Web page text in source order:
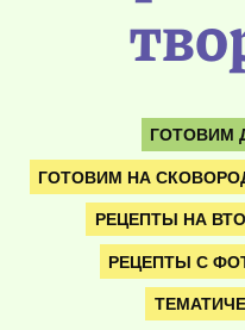
ГОТОВИМ
ГОТОВИМ НА
РЕЦЕПТЫ НА
РЕЦЕПТЫ С